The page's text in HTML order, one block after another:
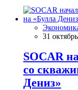
31
SOCAR
со
Дениз»